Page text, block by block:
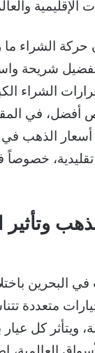
الإقليمية
حركة الشراء
تفضيل شريحة
الشراء
أفضل، في
أسعار الذهب في
تقليدية،
وتأثير
البحرين
متعددة
ويتأثر كل